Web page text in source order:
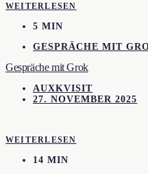
WEITERLESEN
5 MIN
GESPRÄCHE MIT
Gespräche mit Grok
AUXKVISIT
27. NOVEMBER 2025
WEITERLESEN
14 MIN